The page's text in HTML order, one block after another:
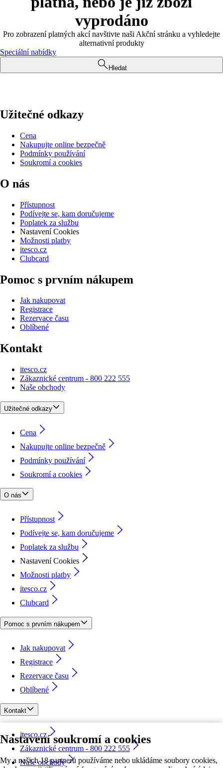
Nastavení soukromí a cookies
My a našich 18 partnerů používáme nebo ukládáme soubory cookies,
vyprodáno
Pro zobrazení platných akcí navštivte naši Akční stránku a vyhledejte
alternativní produkty
Speciální nabídky
Hledat
Užitečné odkazy
Cena
Nakupujte online bezpečně
Podmínky používání
Soukromí a cookies
O nás
Přístupnost
Podívejte se, kam doručujeme
Poplatek za službu
Nastavení Cookies
Možnosti platby
itesco.cz
Clubcard
Pomoc s prvním nákupem
Jak nakupovat
Registrace
Rezervace času
Oblíbené
Kontakt
itesco.cz
Zákaznické centrum - 800 222 555
Naše obchody
Užitečné odkazy
Cena
Nakupujte online bezpečně
Podmínky používání
Soukromí a cookies
O nás
Přístupnost
Podívejte se, kam doručujeme
Poplatek za službu
Nastavení Cookies
Možnosti platby
itesco.cz
Clubcard
Pomoc s prvním nákupem
Jak nakupovat
Registrace
Rezervace času
Oblíbené
Kontakt
itesco.cz
Zákaznické centrum - 800 222 555
Naše obchody